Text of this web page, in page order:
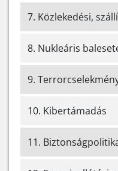
7. Közlekedési,
8. Nukleáris
9.
10. Kibertámadás
11.